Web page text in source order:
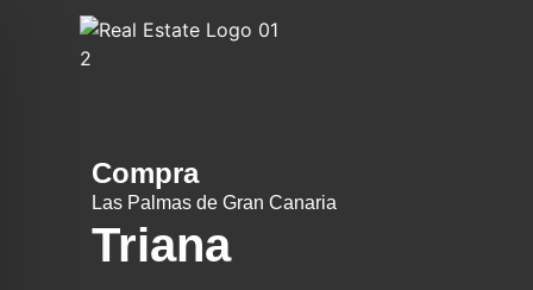
Compra
Las Palmas de Gran Canaria
Triana